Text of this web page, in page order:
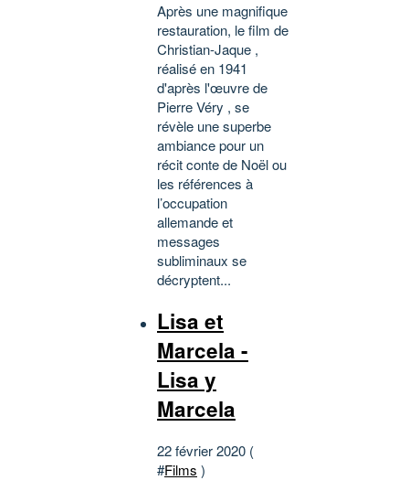
Après une magnifique
restauration, le film de
Christian-Jaque ,
réalisé en 1941
d'après l'œuvre de
Pierre Véry , se
révèle une superbe
ambiance pour un
récit conte de Noël ou
les références à
l’occupation
allemande et
messages
subliminaux se
décryptent...
Lisa et
Marcela -
Lisa y
Marcela
22 février 2020 (
#Films )